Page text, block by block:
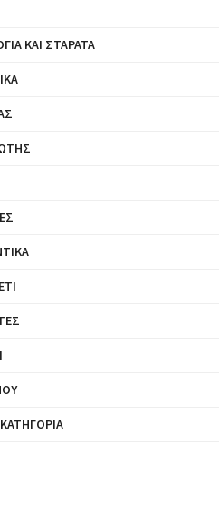
ΚΑΙ ΣΤΑΡΆΤΑ